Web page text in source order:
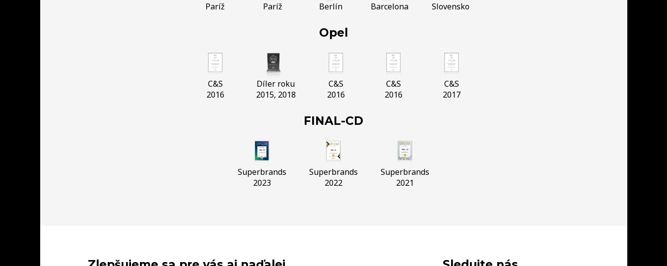
Paríž Paríž Berlín Barcelona Slovensko
Opel
C&S
2016
Díler roku
2015, 2018
C&S
2016
C&S
2016
C&S
2017
FINAL-CD
Superbrands
2023
Superbrands
2022
Superbrands
2021